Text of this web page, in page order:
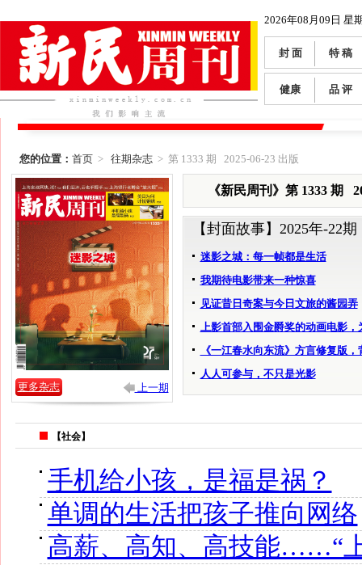
2026年08月09日 星
封 面 特 稿
健康 品 评
您的位置： 首页> 往期杂志> 第 1333 期 2025-06-23 出版
更多杂志 上一期
《新民周刊》第 1333 期
【封面故事】 2025年-22期
迷影之城：每一帧都是生活
我期待电影带来一种惊喜
见证昔日奇案与今日文旅的酱园弄
上影首部入围金爵奖的动画电影
《一江春水向东流》方言修复版
人人可参与，不只是光影
【社会】
手机给小孩，是福是祸？
单调的生活把孩子推向网络
高薪、高知、高技能……“